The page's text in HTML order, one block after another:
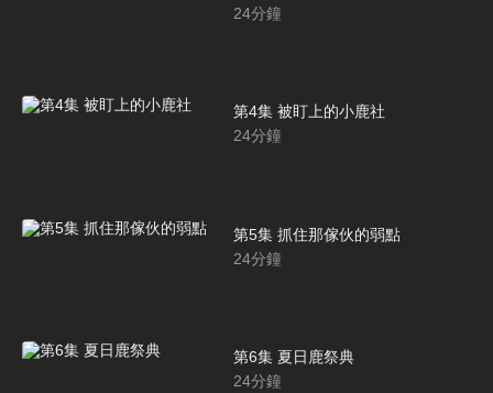
24分鐘
第4集 被盯上的小鹿社
24分鐘
第5集 抓住那傢伙的弱點
24分鐘
第6集 夏日鹿祭典
24分鐘